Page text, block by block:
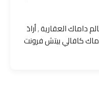
داماك العقارية,أرادَ
كافالي بيتش فرونت